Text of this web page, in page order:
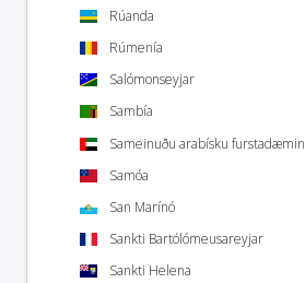
Rúanda
Rúmenía
Salómonseyjar
Sambía
Sameinuðu arabísku furstadæmin
Samóa
San Marínó
Sankti Bartólómeusareyjar
Sankti Helena